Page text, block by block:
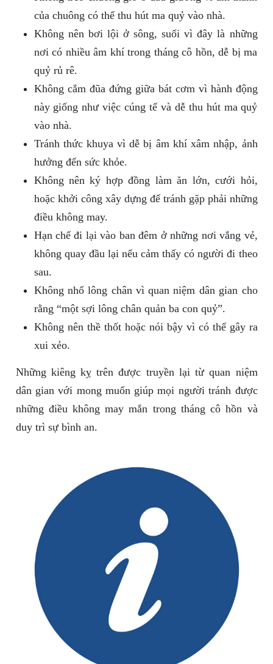
của chuông có thể thu hút ma quỷ vào nhà.
Không nên bơi lội ở sông, suối vì đây là những
nơi có nhiều âm khí trong tháng cô hồn, dễ bị ma
quỷ rủ rê.
Không cắm đũa đứng giữa bát cơm vì hành động
này giống như việc cúng tế và dễ thu hút ma quỷ
vào nhà.
Tránh thức khuya vì dễ bị âm khí xâm nhập, ảnh
hưởng đến sức khỏe.
Không nên ký hợp đồng làm ăn lớn, cưới hỏi,
hoặc khởi công xây dựng để tránh gặp phải những
điều không may.
Hạn chế đi lại vào ban đêm ở những nơi vắng vẻ,
không quay đầu lại nếu cảm thấy có người đi theo
sau.
Không nhổ lông chân vì quan niệm dân gian cho
rằng “một sợi lông chân quản ba con quỷ”.
Không nên thề thốt hoặc nói bậy vì có thể gây ra
xui xẻo.
Những kiêng kỵ trên được truyền lại từ quan niệm
dân gian với mong muốn giúp mọi người tránh được
những điều không may mắn trong tháng cô hồn và
duy trì sự bình an.